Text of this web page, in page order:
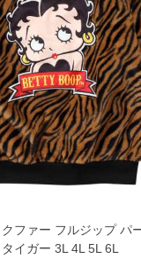
ファー フルジップ パ
タイガー 3L 4L 5L 6L